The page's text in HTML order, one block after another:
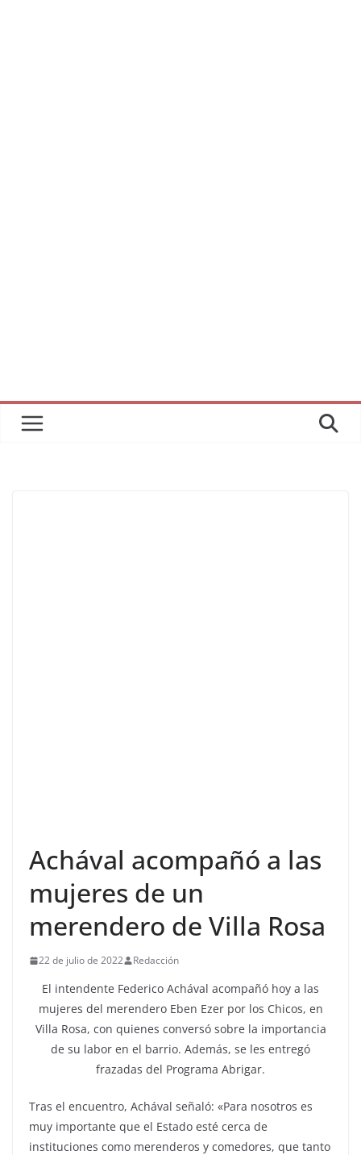
Achával acompañó a las
mujeres de un
merendero de Villa Rosa
22 de julio de 2022 Redacción
El intendente Federico Achával acompañó hoy a las
mujeres del merendero Eben Ezer por los Chicos, en
Villa Rosa, con quienes conversó sobre la importancia
de su labor en el barrio. Además, se les entregó
frazadas del Programa Abrigar.
Tras el encuentro, Achával señaló: «Para nosotros es
muy importante que el Estado esté cerca de
instituciones como merenderos y comedores, que tanto